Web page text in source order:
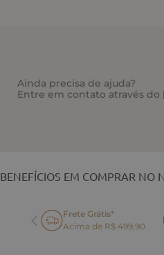
Ainda precisa de ajuda?
Entre em contato através do
BENEFÍCIOS EM COMPRAR NO
Frete Grátis*
Acima de R$ 499,90